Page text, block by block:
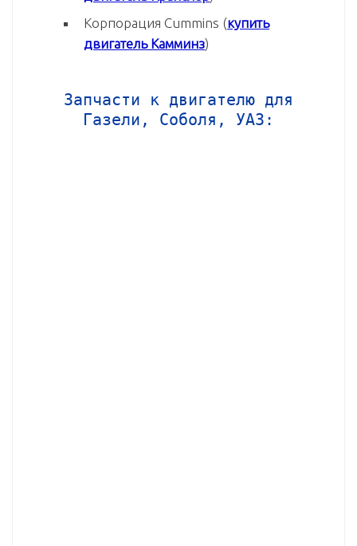
Корпорация Cummins (купить
двигатель Камминз)
Запчасти к двигателю для
Газели, Соболя, УАЗ: